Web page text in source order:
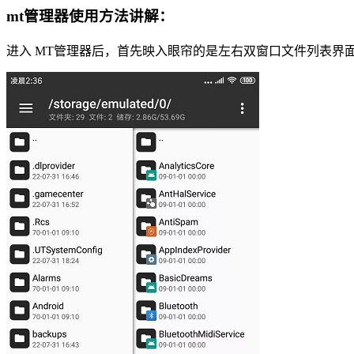
mt管理器使用方法讲解：
进入 MT管理器后，首先映入眼帘的是左右双窗口文件列表界